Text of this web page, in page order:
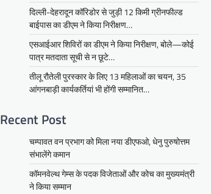
दिल्ली-देहरादून कॉरिडोर से जुड़ी 12 किमी ग्रीनफील्ड
बाईपास का डीएम ने किया निरीक्षण…
एसआईआर शिविरों का डीएम ने किया निरीक्षण, बोले—कोई
पात्र मतदाता सूची से न छूटे…
तीलू रौतेली पुरस्कार के लिए 13 महिलाओं का चयन, 35
आंगनबाड़ी कार्यकर्तियां भी होंगी सम्मानित…
Recent Post
चम्पावत वन प्रभाग को मिला नया डीएफओ, धेनु पुरुषोत्तम
संभालेंगे कमान
कॉमनवेल्थ गेम्स के पदक विजेताओं और कोच का मुख्यमंत्री
ने किया सम्मान